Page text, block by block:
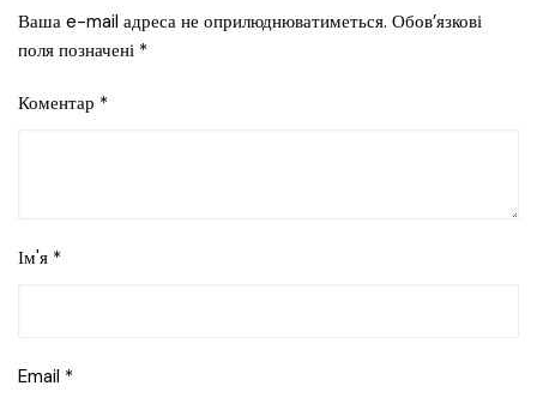
Ваша e-mail адреса не оприлюднюватиметься. Обов’язкові
поля позначені *
Коментар *
Ім'я *
Email *